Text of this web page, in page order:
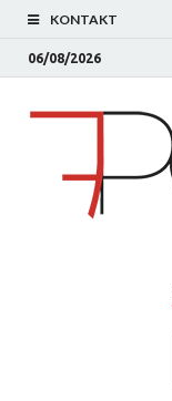
KONTAKT
06/08/2026